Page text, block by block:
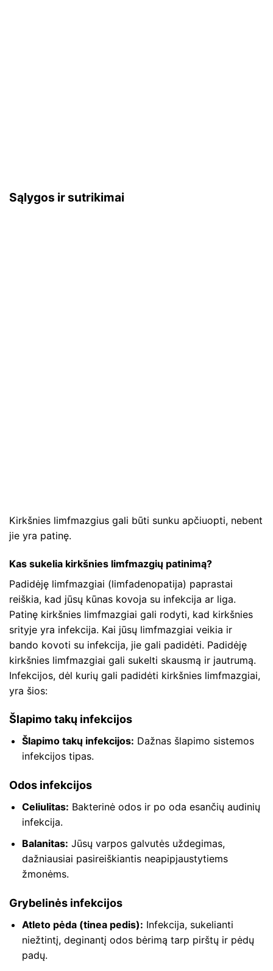
Sąlygos ir sutrikimai
Kirkšnies limfmazgius gali būti sunku apčiuopti, nebent
jie yra patinę.
Kas sukelia kirkšnies limfmazgių patinimą?
Padidėję limfmazgiai (limfadenopatija) paprastai
reiškia, kad jūsų kūnas kovoja su infekcija ar liga.
Patinę kirkšnies limfmazgiai gali rodyti, kad kirkšnies
srityje yra infekcija. Kai jūsų limfmazgiai veikia ir
bando kovoti su infekcija, jie gali padidėti. Padidėję
kirkšnies limfmazgiai gali sukelti skausmą ir jautrumą.
Infekcijos, dėl kurių gali padidėti kirkšnies limfmazgiai,
yra šios:
Šlapimo takų infekcijos
Šlapimo takų infekcijos: Dažnas šlapimo sistemos
infekcijos tipas.
Odos infekcijos
Celiulitas: Bakterinė odos ir po oda esančių audinių
infekcija.
Balanitas: Jūsų varpos galvutės uždegimas,
dažniausiai pasireiškiantis neapipjaustytiems
žmonėms.
Grybelinės infekcijos
Atleto pėda (tinea pedis): Infekcija, sukelianti
niežtintį, deginantį odos bėrimą tarp pirštų ir pėdų
padų.